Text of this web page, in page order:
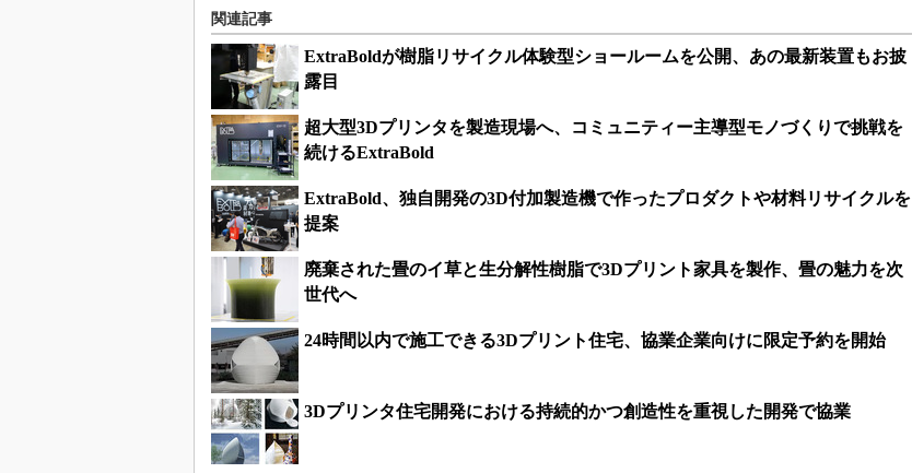
関連記事
ExtraBoldが樹脂リサイクル体験型ショールームを公開、あの最新装置もお披
露目
超大型3Dプリンタを製造現場へ、コミュニティー主導型モノづくりで挑戦を
続けるExtraBold
ExtraBold、独自開発の3D付加製造機で作ったプロダクトや材料リサイクルを
提案
廃棄された畳のイ草と生分解性樹脂で3Dプリント家具を製作、畳の魅力を次
世代へ
24時間以内で施工できる3Dプリント住宅、協業企業向けに限定予約を開始
3Dプリンタ住宅開発における持続的かつ創造性を重視した開発で協業